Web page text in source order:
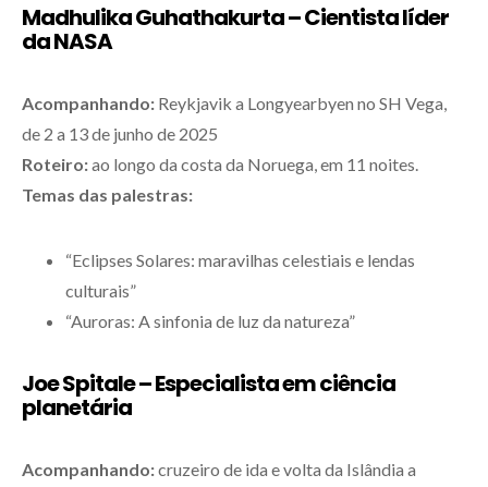
Madhulika Guhathakurta – Cientista líder
da NASA
Acompanhando: Reykjavik a Longyearbyen no SH Vega,
de 2 a 13 de junho de 2025
Roteiro:ao longo da costa da Noruega, em 11 noites.
Temas das palestras:
“Eclipses Solares: maravilhas celestiais e lendas
culturais”
“Auroras: A sinfonia de luz da natureza”
Joe Spitale – Especialista em ciência
planetária
Acompanhando:cruzeiro de ida e volta da Islândia a